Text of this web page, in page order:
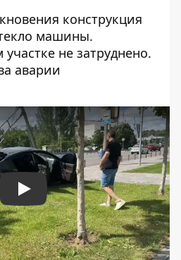
конструкция
машины.
не затруднено.
аварии
Play